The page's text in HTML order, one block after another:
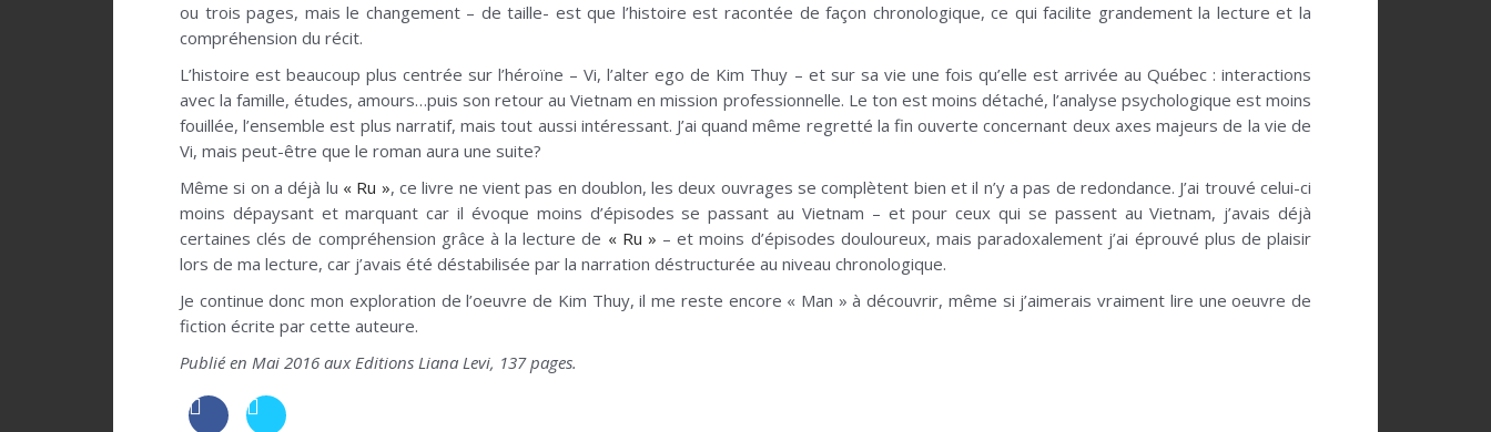
ou trois pages, mais le changement – de taille- est que l’histoire est racontée de façon chronologique, ce qui facilite grandement la lecture et la
compréhension du récit.
L’histoire est beaucoup plus centrée sur l’héroïne – Vi, l’alter ego de Kim Thuy – et sur sa vie une fois qu’elle est arrivée au Québec : interactions
avec la famille, études, amours…puis son retour au Vietnam en mission professionnelle. Le ton est moins détaché, l’analyse psychologique est moins
fouillée, l’ensemble est plus narratif, mais tout aussi intéressant. J’ai quand même regretté la fin ouverte concernant deux axes majeurs de la vie de
Vi, mais peut-être que le roman aura une suite?
Même si on a déjà lu « Ru », ce livre ne vient pas en doublon, les deux ouvrages se complètent bien et il n’y a pas de redondance. J’ai trouvé celui-ci
moins dépaysant et marquant car il évoque moins d’épisodes se passant au Vietnam – et pour ceux qui se passent au Vietnam, j’avais déjà
certaines clés de compréhension grâce à la lecture de « Ru » – et moins d’épisodes douloureux, mais paradoxalement j’ai éprouvé plus de plaisir
lors de ma lecture, car j’avais été déstabilisée par la narration déstructurée au niveau chronologique.
Je continue donc mon exploration de l’oeuvre de Kim Thuy, il me reste encore « Man » à découvrir, même si j’aimerais vraiment lire une oeuvre de
fiction écrite par cette auteure.
Publié en Mai 2016 aux Editions Liana Levi, 137 pages.